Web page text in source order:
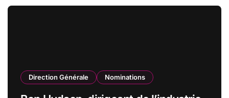
Direction Générale Nominations